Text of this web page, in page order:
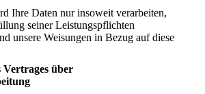
Ihre Daten nur insoweit verarbeiten,
seiner Leistungspflichten
unsere Weisungen in Bezug auf diese
Vertrages über